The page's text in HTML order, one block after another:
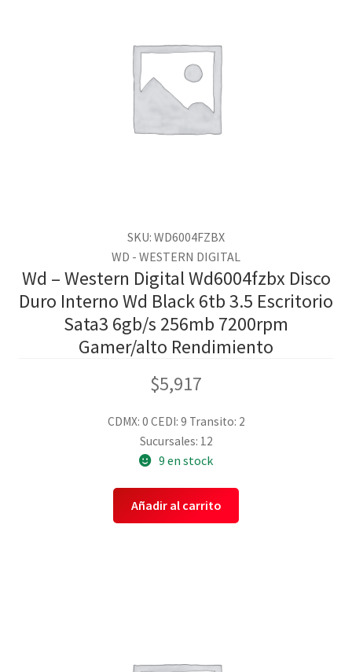
SKU: WD6004FZBX
WD - WESTERN DIGITAL
Wd – Western Digital Wd6004fzbx Disco
Duro Interno Wd Black 6tb 3.5 Escritorio
Sata3 6gb/s 256mb 7200rpm
Gamer/alto Rendimiento
$5,917
CDMX: 0 CEDI: 9 Transito: 2
Sucursales: 12
9 en stock
Añadir al carrito